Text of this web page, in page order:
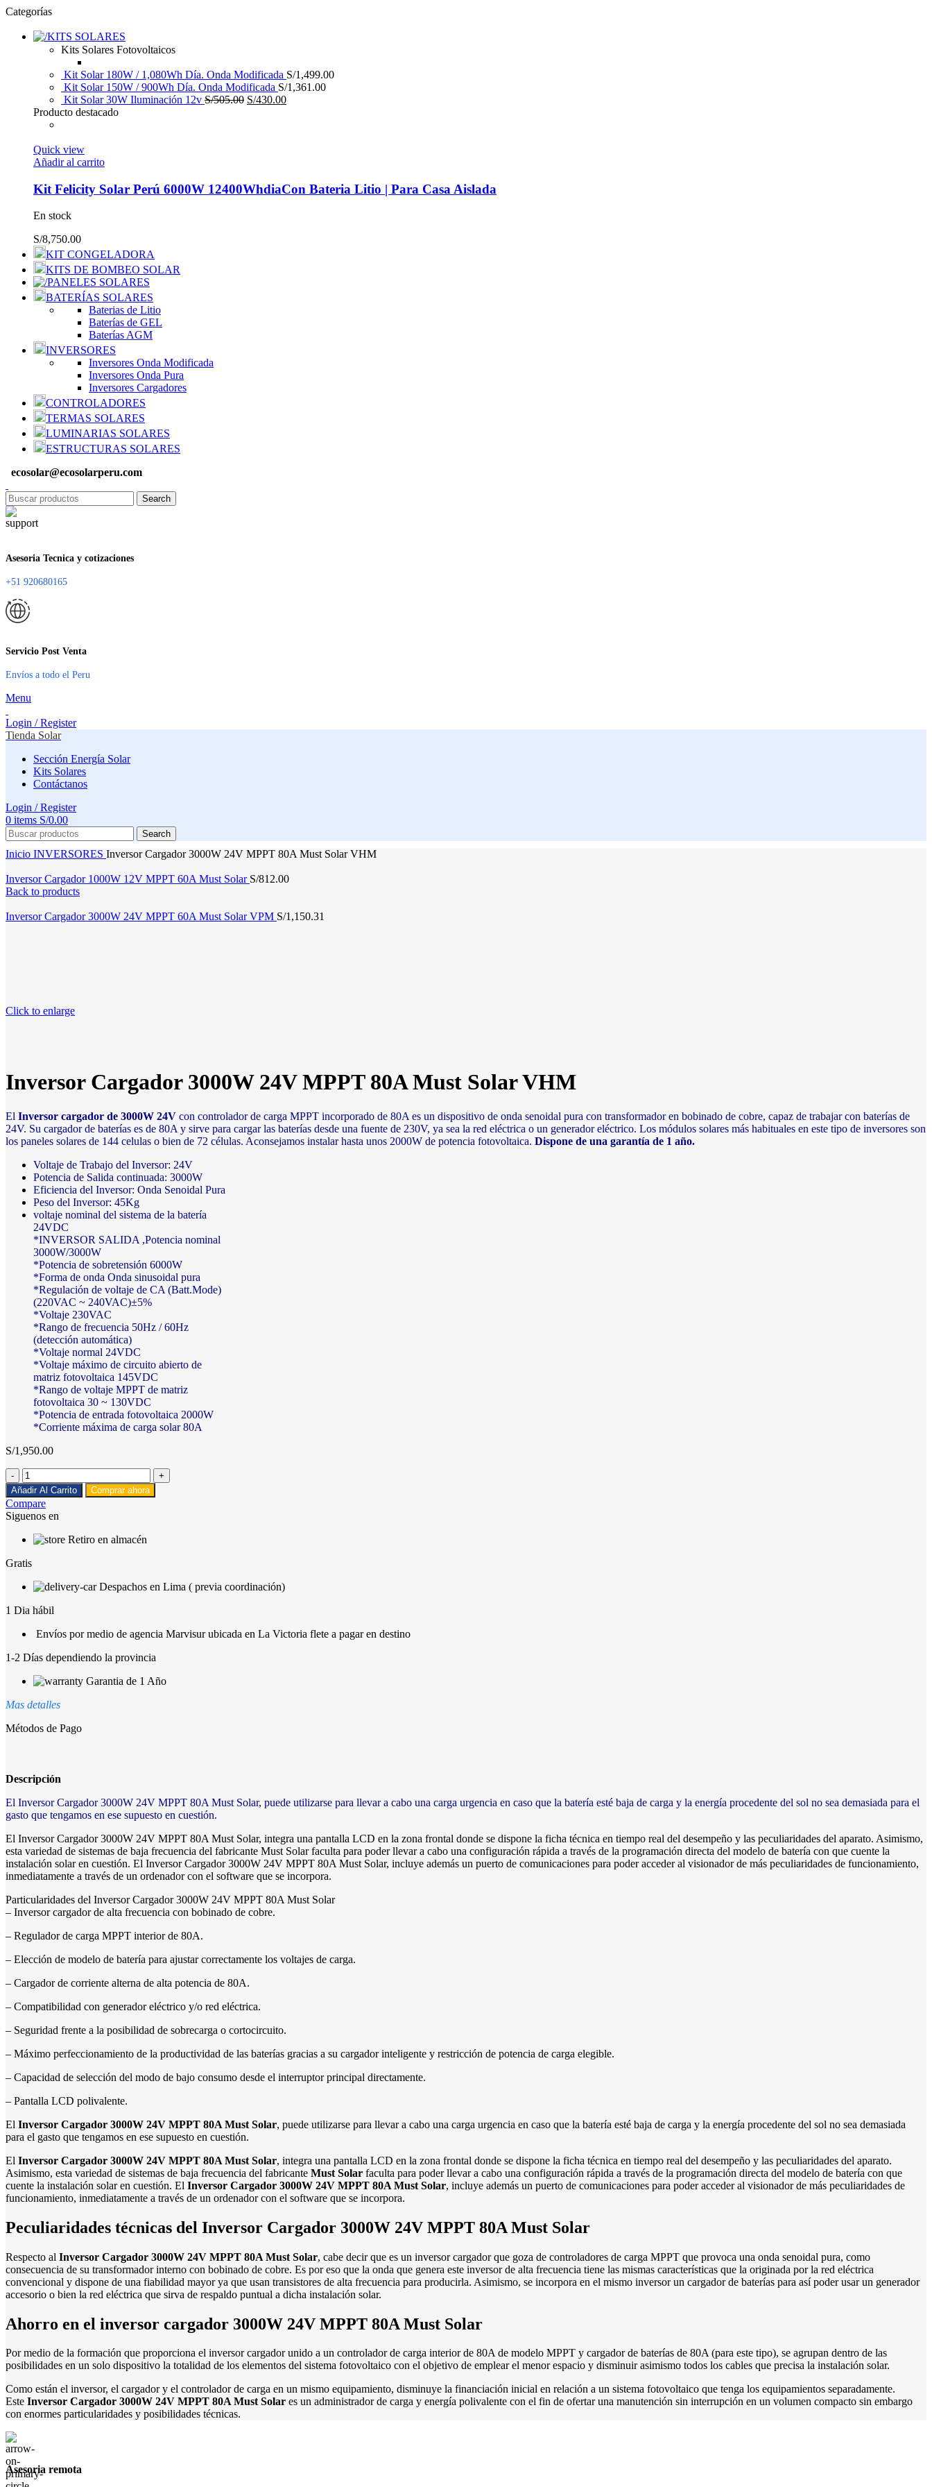
Categorías
KITS SOLARES
Kits Solares Fotovoltaicos
Kit Solar 180W / 1,080Wh Día. Onda Modificada S/1,499.00
Kit Solar 150W / 900Wh Día. Onda Modificada S/1,361.00
Kit Solar 30W Iluminación 12v S/505.00 El
S/430.00El
Producto destacado
Quick view
Añadir al carrito
Kit Felicity Solar Perú 6000W 12400WhdiaCon Bateria Litio | Para Casa Aislada
En stock
S/8,750.00
KIT CONGELADORA
KITS DE BOMBEO SOLAR
PANELES SOLARES
BATERÍAS SOLARES
Baterias de Litio
Baterías de GEL
Baterías AGM
INVERSORES
Inversores Onda Modificada
Inversores Onda Pura
Inversores Cargadores
CONTROLADORES
TERMAS SOLARES
LUMINARIAS SOLARES
ESTRUCTURAS SOLARES
ecosolar@ecosolarperu.com
Search
Asesoria Tecnica y cotizaciones
+51 920680165
Servicio Post Venta
Envíos a todo el Peru
Menu
Login / Register
Tienda Solar
Sección Energía Solar
Kits Solares
Contáctanos
Login / Register
0 items S/0.00
Search
Inicio INVERSORES Inversor Cargador 3000W 24V MPPT 80A Must Solar VHM
Inversor Cargador 1000W 12V MPPT 60A Must Solar S/812.00
Back to products
Inversor Cargador 3000W 24V MPPT 60A Must Solar VPM S/1,150.31
Click to enlarge
Inversor Cargador 3000W 24V MPPT 80A Must Solar VHM
El Inversor cargador de 3000W 24V con controlador de carga MPPT incorporado de 80A es un dispositivo de onda senoidal pura con transformador en bobinado de cobre, capaz de trabajar con baterías de
24V. Su cargador de baterías es de 80A y sirve para cargar las baterías desde una fuente de 230V, ya sea la red eléctrica o un generador eléctrico. Los módulos solares más habituales en este tipo de inversores son
los paneles solares de 144 celulas o bien de 72 células. Aconsejamos instalar hasta unos 2000W de potencia fotovoltaica. Dispone de una garantía de 1 año.
Voltaje de Trabajo del Inversor: 24V
Potencia de Salida continuada: 3000W
Eficiencia del Inversor: Onda Senoidal Pura
Peso del Inversor: 45Kg
voltaje nominal del sistema de la batería
24VDC
*INVERSOR SALIDA ,Potencia nominal
3000W/3000W
*Potencia de sobretensión 6000W
*Forma de onda Onda sinusoidal pura
*Regulación de voltaje de CA (Batt.Mode)
(220VAC ~ 240VAC)±5%
*Voltaje 230VAC
*Rango de frecuencia 50Hz / 60Hz
(detección automática)
*Voltaje normal 24VDC
*Voltaje máximo de circuito abierto de
matriz fotovoltaica 145VDC
*Rango de voltaje MPPT de matriz
fotovoltaica 30 ~ 130VDC
*Potencia de entrada fotovoltaica 2000W
*Corriente máxima de carga solar 80A
S/1,950.00
Inversor
Cargador
3000W
24V
MPPT
80A
Must
Solar
cantidad
Añadir Al Carrito Comprar ahora
Compare
Siguenos en
Retiro en almacén
Gratis
Despachos en Lima ( previa coordinación)
1 Dia hábil
Envíos por medio de agencia Marvisur ubicada en La Victoria flete a pagar en destino
1-2 Días dependiendo la provincia
Garantia de 1 Año
Mas detalles
Métodos de Pago
Descripción
El Inversor Cargador 3000W 24V MPPT 80A Must Solar, puede utilizarse para llevar a cabo una carga urgencia en caso que la batería esté baja de carga y la energía procedente del sol no sea demasiada para el
gasto que tengamos en ese supuesto en cuestión.
El Inversor Cargador 3000W 24V MPPT 80A Must Solar, integra una pantalla LCD en la zona frontal donde se dispone la ficha técnica en tiempo real del desempeño y las peculiaridades del aparato. Asimismo,
esta variedad de sistemas de baja frecuencia del fabricante Must Solar faculta para poder llevar a cabo una configuración rápida a través de la programación directa del modelo de batería con que cuente la
instalación solar en cuestión. El Inversor Cargador 3000W 24V MPPT 80A Must Solar, incluye además un puerto de comunicaciones para poder acceder al visionador de más peculiaridades de funcionamiento,
inmediatamente a través de un ordenador con el software que se incorpora.
Particularidades del Inversor Cargador 3000W 24V MPPT 80A Must Solar
– Inversor cargador de alta frecuencia con bobinado de cobre.
– Regulador de carga MPPT interior de 80A.
– Elección de modelo de batería para ajustar correctamente los voltajes de carga.
– Cargador de corriente alterna de alta potencia de 80A.
– Compatibilidad con generador eléctrico y/o red eléctrica.
– Seguridad frente a la posibilidad de sobrecarga o cortocircuito.
– Máximo perfeccionamiento de la productividad de las baterías gracias a su cargador inteligente y restricción de potencia de carga elegible.
– Capacidad de selección del modo de bajo consumo desde el interruptor principal directamente.
– Pantalla LCD polivalente.
El Inversor Cargador 3000W 24V MPPT 80A Must Solar, puede utilizarse para llevar a cabo una carga urgencia en caso que la batería esté baja de carga y la energía procedente del sol no sea demasiada
para el gasto que tengamos en ese supuesto en cuestión.
El Inversor Cargador 3000W 24V MPPT 80A Must Solar, integra una pantalla LCD en la zona frontal donde se dispone la ficha técnica en tiempo real del desempeño y las peculiaridades del aparato.
Asimismo, esta variedad de sistemas de baja frecuencia del fabricante Must Solar faculta para poder llevar a cabo una configuración rápida a través de la programación directa del modelo de batería con que
cuente la instalación solar en cuestión. El Inversor Cargador 3000W 24V MPPT 80A Must Solar, incluye además un puerto de comunicaciones para poder acceder al visionador de más peculiaridades de
funcionamiento, inmediatamente a través de un ordenador con el software que se incorpora.
Peculiaridades técnicas del Inversor Cargador 3000W 24V MPPT 80A Must Solar
Respecto al Inversor Cargador 3000W 24V MPPT 80A Must Solar, cabe decir que es un inversor cargador que goza de controladores de carga MPPT que provoca una onda senoidal pura, como
consecuencia de su transformador interno con bobinado de cobre. Es por eso que la onda que genera este inversor de alta frecuencia tiene las mismas características que la originada por la red eléctrica
convencional y dispone de una fiabilidad mayor ya que usan transistores de alta frecuencia para producirla. Asimismo, se incorpora en el mismo inversor un cargador de baterías para así poder usar un generador
accesorio o bien la red eléctrica que sirva de respaldo puntual a dicha instalación solar.
Ahorro en el inversor cargador 3000W 24V MPPT 80A Must Solar
Por medio de la formación que proporciona el inversor cargador unido a un controlador de carga interior de 80A de modelo MPPT y cargador de baterías de 80A (para este tipo), se agrupan dentro de las
posibilidades en un solo dispositivo la totalidad de los elementos del sistema fotovoltaico con el objetivo de emplear el menor espacio y disminuir asimismo todos los cables que precisa la instalación solar.
Como están el inversor, el cargador y el controlador de carga en un mismo equipamiento, disminuye la financiación inicial en relación a un sistema fotovoltaico que tenga los equipamientos separadamente.
Este Inversor Cargador 3000W 24V MPPT 80A Must Solar es un administrador de carga y energía polivalente con el fin de ofertar una manutención sin interrupción en un volumen compacto sin embargo
con enormes particularidades y posibilidades técnicas.
Asesoria remota